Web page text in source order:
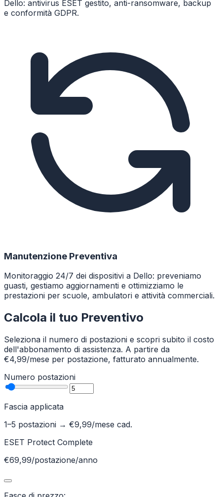
Dello: antivirus ESET gestito, anti-ransomware, backup
e conformità GDPR.
Manutenzione Preventiva
Monitoraggio 24/7 dei dispositivi a Dello: preveniamo
guasti, gestiamo aggiornamenti e ottimizziamo le
prestazioni per scuole, ambulatori e attività commerciali.
Calcola il tuo Preventivo
Seleziona il numero di postazioni e scopri subito il costo
dell'abbonamento di assistenza. A partire da
€4,99/mese per postazione, fatturato annualmente.
Numero postazioni
Fascia applicata
1–5 postazioni → €9,99/mese cad.
ESET Protect Complete
€69,99/postazione/anno